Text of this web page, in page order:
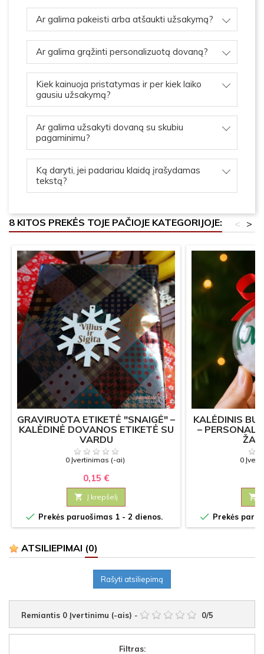
Ar galima pakeisti arba atšaukti užsakymą?
Ar galima grąžinti personalizuotą dovaną?
Kiek kainuoja pristatymas ir per kiek laiko
gausiu užsakymą?
Ar galima užsakyti dovaną su skubiu
pagaminimu?
Ką daryti, jei padariau klaidą įrašydamas
tekstą?
8 KITOS PREKĖS TOJE PAČIOJE KATEGORIJOJE: >
<
GRAVIRUOTA ETIKETĖ "SNAIGĖ" –
KALĖDINĖ DOVANOS ETIKETĖ SU
VARDU
0 Įvertinimas (-ai)
0,15 €
 Į krepšelį
 Prekės paruošimas 1 - 2 dienos.
KALĖDINIS
–
0

 Prekės
ATSILIEPIMAI (0)
Rašyti atsiliepimą
Remiantis 0 Įvertinimu (-ais) - 0/5
Filtras: